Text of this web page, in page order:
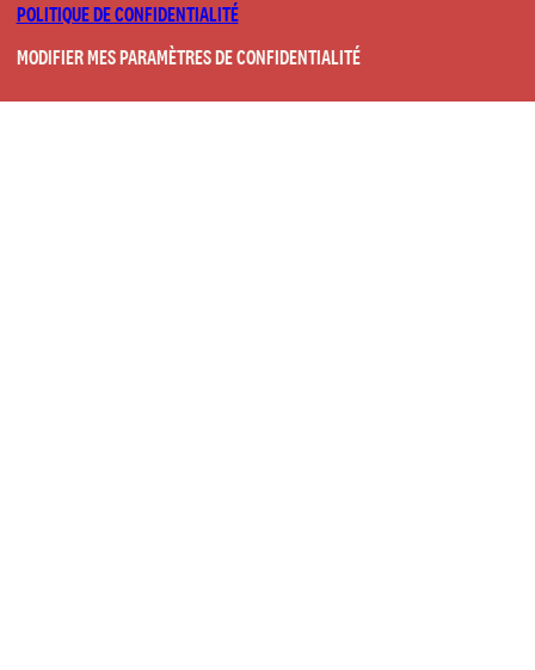
POLITIQUE DE CONFIDENTIALITÉ
MODIFIER MES PARAMÈTRES DE CONFIDENTIALITÉ